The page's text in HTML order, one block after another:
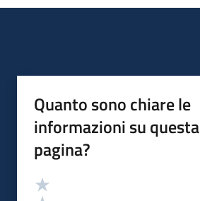
Quanto sono chiare le
informazioni su questa
pagina?
Valutazione